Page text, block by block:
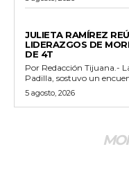
JULIETA RAMÍREZ
LIDERAZGOS DE
DE 4T
Por Redacción Tijuana.- La senadora con licencia, Julieta Ramírez
Padilla, sostuvo un
5 agosto, 2026